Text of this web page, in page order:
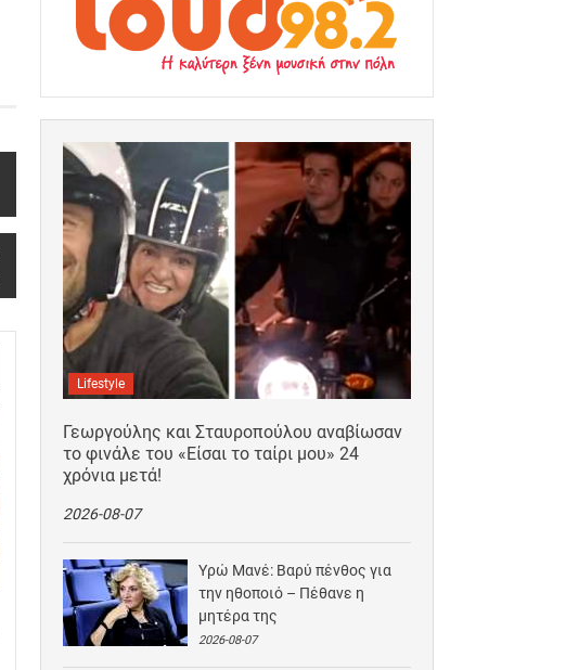
Lifestyle
Γεωργούλης και Σταυροπούλου αναβίωσαν
το φινάλε του «Είσαι το ταίρι μου» 24
χρόνια μετά!
2026-08-07
Υρώ Μανέ: Βαρύ πένθος για
την ηθοποιό – Πέθανε η
μητέρα της
2026-08-07